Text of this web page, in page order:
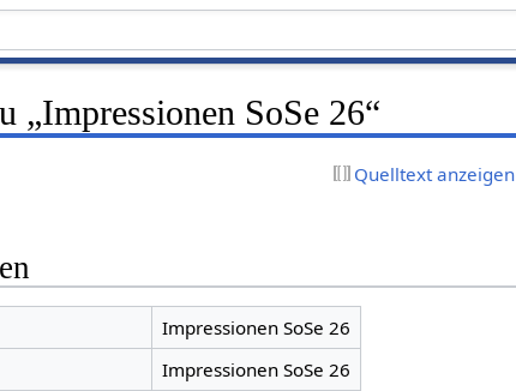
„Impressionen SoSe 26“
Quelltext anzeigen
Impressionen SoSe 26
Impressionen SoSe 26